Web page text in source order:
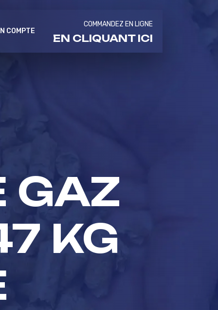
COMPTE
COMMANDEZ EN LIGNE
EN CLIQUANT ICI
GAZ
KG